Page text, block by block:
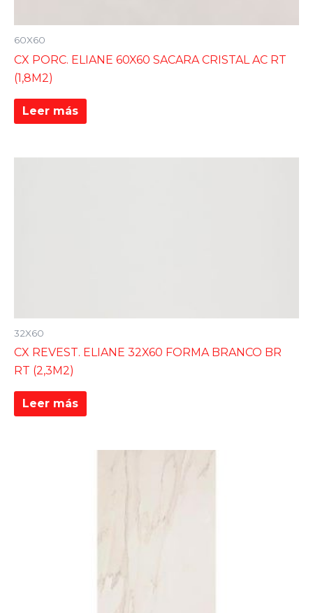
60X60
CX PORC. ELIANE 60X60 SACARA CRISTAL AC RT
(1,8M2)
Leer más
32X60
CX REVEST. ELIANE 32X60 FORMA BRANCO BR
RT (2,3M2)
Leer más